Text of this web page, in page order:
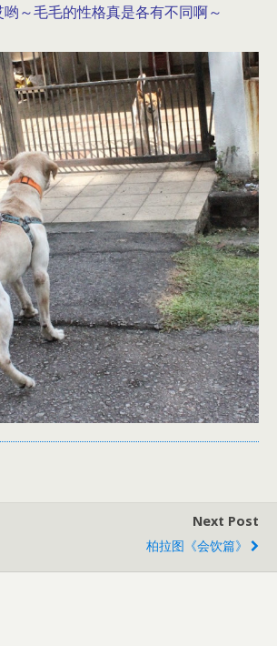
～毛毛的性格真是各有不同啊～
Next Post
柏拉图《会饮篇》